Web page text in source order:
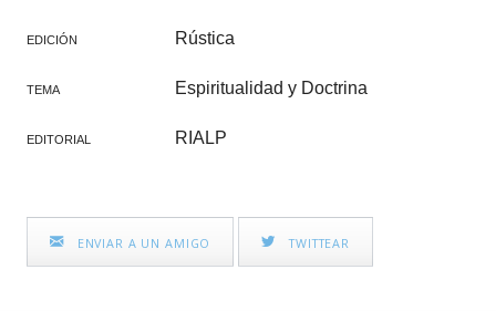
EDICIÓN Rústica
TEMA Espiritualidad y Doctrina
EDITORIAL RIALP
ENVIAR A UN AMIGO TWITTEAR